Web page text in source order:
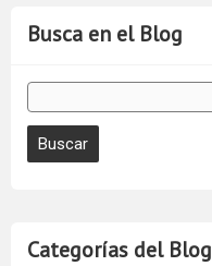
Busca en el Blog
Categorías del Blog